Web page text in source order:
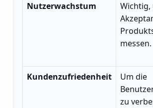
Nutzerwachstum
Wichtig,
messen.
Kundenzufriedenheit
Um die
zu